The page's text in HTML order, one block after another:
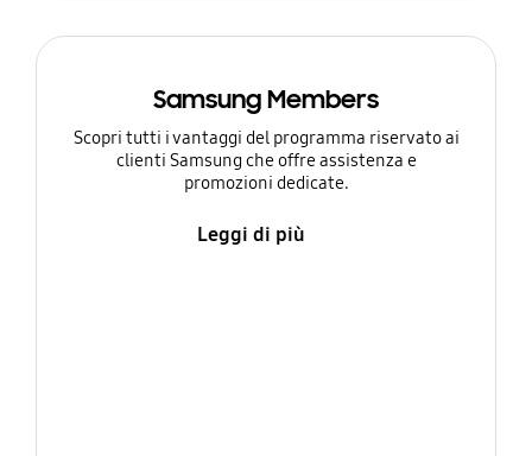
Samsung Members
Scopri tutti i vantaggi del programma riservato ai
clienti Samsung che offre assistenza e
promozioni dedicate.
Leggi di più